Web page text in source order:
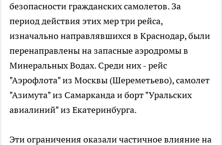
безопасности гражданских самолетов. За
период действия этих мер три рейса,
изначально направлявшихся в Краснодар, были
перенаправлены на запасные аэродромы в
Минеральных Водах. Среди них - рейс
"Аэрофлота" из Москвы (Шереметьево), самолет
"Азимута" из Самарканда и борт "Уральских
авиалиний" из Екатеринбурга.
Эти ограничения оказали частичное влияние на